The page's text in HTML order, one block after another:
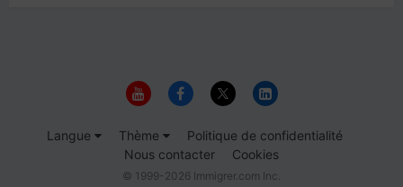
Langue Thème
Politique de confidentialité
Nous contacter
Cookies
© 1999-2026 Immigrer.com Inc.